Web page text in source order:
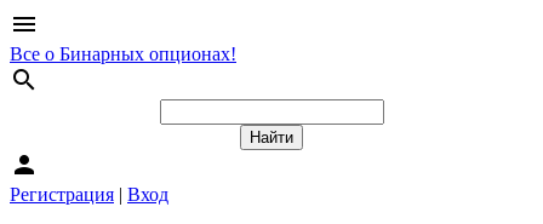
menu
Все о Бинарных опционах!
search
person
Регистрация | Вход